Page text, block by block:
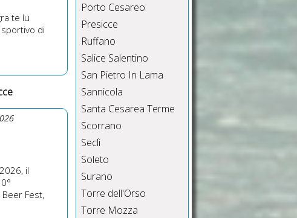
te lu
di
il
Fest,
Porto Cesareo
Presicce
Ruffano
Salice Salentino
San Pietro In Lama
Sannicola
Santa Cesarea Terme
Scorrano
Seclì
Soleto
Surano
Torre dell'Orso
Torre Mozza